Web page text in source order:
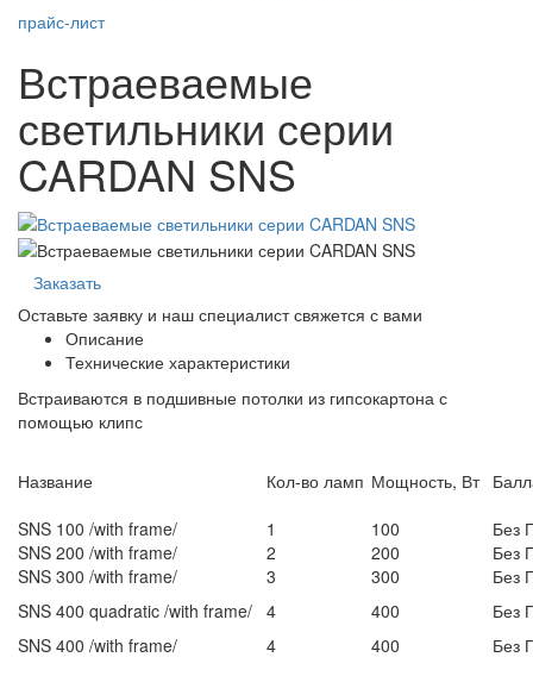
прайс-лист
Встраеваемые
светильники серии
CARDAN SNS
Заказать
Оставьте заявку и наш специалист свяжется с вами
Описание
Технические характеристики
Встраиваются в подшивные потолки из гипсокартона с
помощью клипс
Название Кол-во ламп Мощность, Вт
SNS 100 /with frame/
1 100
Без
SNS 200 /with frame/
2 200
Без
SNS 300 /with frame/
3 300
Без
SNS 400 quadratic /with frame/ 4 400
Без
SNS 400 /with frame/
4 400 Без